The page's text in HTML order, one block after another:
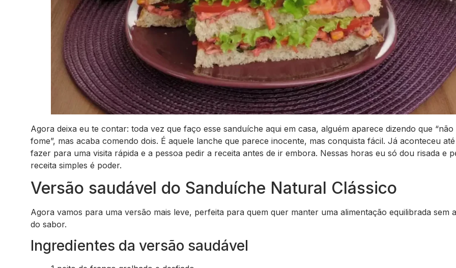
Agora deixa eu te contar: toda vez que faço esse sanduíche aqui em casa, alguém aparece dizendo que “não
fome”, mas acaba comendo dois. É aquele lanche que parece inocente, mas conquista fácil. Já aconteceu
fazer para uma visita rápida e a pessoa pedir a receita antes de ir embora. Nessas horas eu só dou risada e
receita simples é poder.
Versão saudável do Sanduíche Natural Clássico
Agora vamos para uma versão mais leve, perfeita para quem quer manter uma alimentação equilibrada sem
do sabor.
Ingredientes da versão saudável